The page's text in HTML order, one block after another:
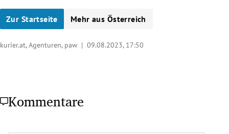
Zur Startseite Mehr aus Österreich
kurier.at, Agenturen, paw | 09.08.2023, 17:50
Kommentare